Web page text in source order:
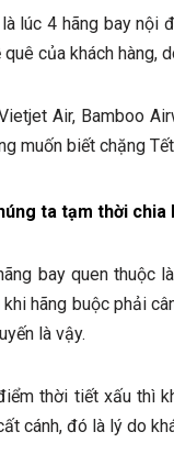
lúc 4 hãng bay nội
của khách hàng,
Air, Bamboo
muốn biết chặng
ta tạm thời chia
bay quen thuộc
hãng buộc phải
là vậy.
thời tiết xấu thì
cánh, đó là lý do